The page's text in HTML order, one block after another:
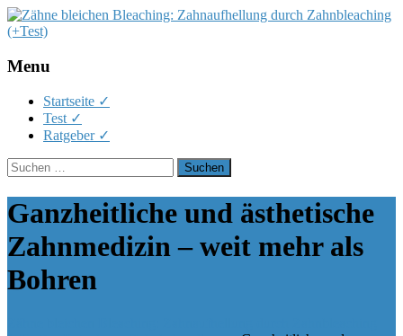
Menu
Skip
content
Startseite ✓
Test ✓
Ratgeber ✓
Suchen
nach:
Ganzheitliche und ästhetische
Zahnmedizin – weit mehr als
Bohren